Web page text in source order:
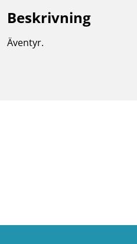
Beskrivning
Äventyr.